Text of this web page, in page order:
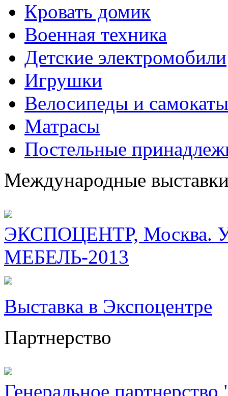
Кровать домик
Военная техника
Детские электромобили
Игрушки
Велосипеды и самокаты
Матрасы
Постельные
Международные
ЭКСПОЦЕНТР, Москва.
МЕБЕЛЬ-2013
Выставка в Экспоцентре
Партнерство
Генеральное